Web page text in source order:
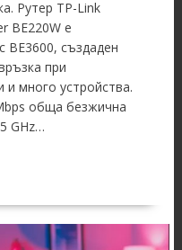
Рутер TP-Link
BE220W е
BE3600, създаден
при
много устройства.
обща безжична
GHz…